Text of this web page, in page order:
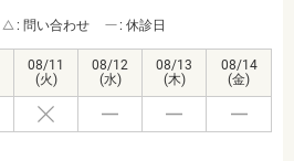
: 問い合わせ : 休診日
08/11
(火)
08/12
(水)
08/13
(木)
08/14
(金)